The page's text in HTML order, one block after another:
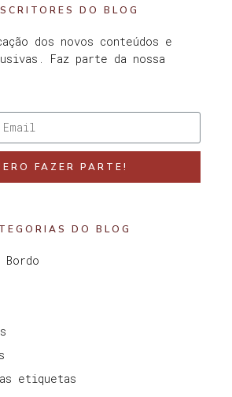
DO BLOG
dos novos conteúdos e
Faz parte da nossa
FAZER PARTE!
DO BLOG
etiquetas